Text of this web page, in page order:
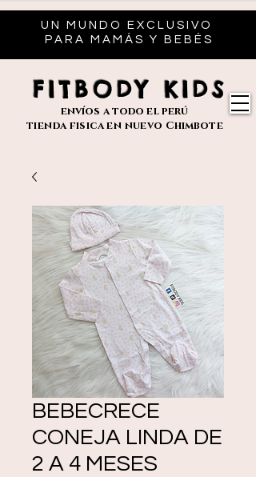
UN MUNDO EXCLUSIVO
PARA MAMÁS Y BEBÉS
FITBODY KIDS
envíos a todo el perú
tienda fisica en nuevo Chimbote
BEBECRECE
CONEJA LINDA DE
2 A 4 MESES